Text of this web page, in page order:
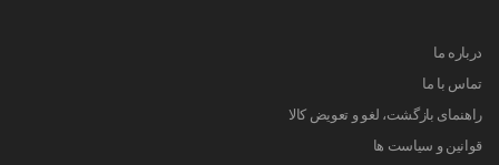
درباره ما
تماس با ما
راهنمای بازگشت، لغو و تعویض کالا
قوانین و سیاست ها